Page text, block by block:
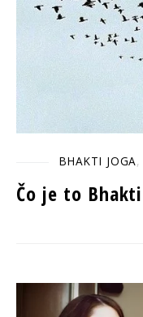
BHAKTI JOGA
Čo je to